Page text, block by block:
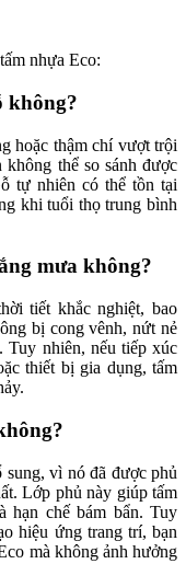
nhựa Eco:
không?
hoặc thậm chí vượt trội
thể so sánh được
tự nhiên có thể tồn tại
khi tuổi thọ trung bình
mưa không?
tiết khắc nghiệt, bao
bị cong vênh, nứt nẻ
Tuy nhiên, nếu tiếp xúc
thiết bị gia dụng, tấm
sung, vì nó đã được phủ
Lớp phủ này giúp tấm
hạn chế bám bẩn. Tuy
hiệu ứng trang trí, bạn
mà không ảnh hưởng